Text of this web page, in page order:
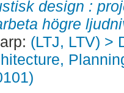
design :
högre
(LTJ, LTV) >